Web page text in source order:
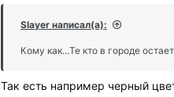
Slayer написал(а):
Кому как...Те кто в городе
Так есть например черный